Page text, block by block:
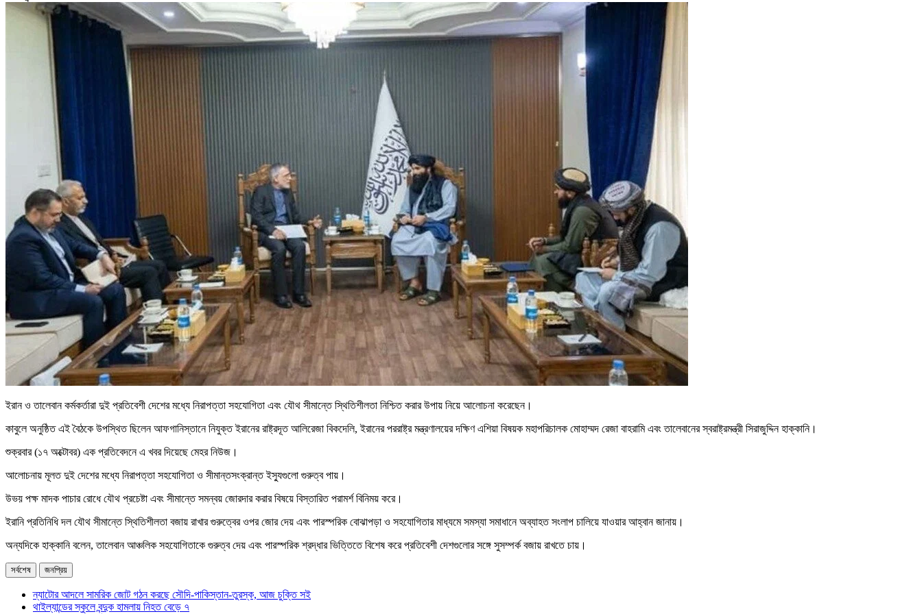
ইরান ও তালেবান কর্মকর্তারা দুই প্রতিবেশী দেশের মধ্যে নিরাপত্তা সহযোগিতা এবং যৌথ সীমান্তে স্থিতিশীলতা নিশ্চিত করার উপায় নিয়ে আলোচনা করেছেন।
কাবুলে অনুষ্ঠিত এই বৈঠকে উপস্থিত ছিলেন আফগানিস্তানে নিযুক্ত ইরানের রাষ্ট্রদূত আলিরেজা বিকদেলি, ইরানের পররাষ্ট্র মন্ত্রণালয়ের দক্ষিণ এশিয়া বিষয়ক মহাপরিচালক মোহাম্মদ রেজা বাহরামি এবং তালেবানের স্বরাষ্ট্রমন্ত্রী সিরাজুদ্দিন হাক্কানি।
শুক্রবার (১৭ অক্টোবর) এক প্রতিবেদনে এ খবর দিয়েছে মেহর নিউজ।
আলোচনায় মূলত দুই দেশের মধ্যে নিরাপত্তা সহযোগিতা ও সীমান্তসংক্রান্ত ইস্যুগুলো গুরুত্ব পায়।
উভয় পক্ষ মাদক পাচার রোধে যৌথ প্রচেষ্টা এবং সীমান্তে সমন্বয় জোরদার করার বিষয়ে বিস্তারিত পরামর্শ বিনিময় করে।
ইরানি প্রতিনিধি দল যৌথ সীমান্তে স্থিতিশীলতা বজায় রাখার গুরুত্বের ওপর জোর দেয় এবং পারস্পরিক বোঝাপড়া ও সহযোগিতার মাধ্যমে সমস্যা সমাধানে অব্যাহত সংলাপ চালিয়ে যাওয়ার আহ্বান জানায়।
অন্যদিকে হাক্কানি বলেন, তালেবান আঞ্চলিক সহযোগিতাকে গুরুত্ব দেয় এবং পারস্পরিক শ্রদ্ধার ভিত্তিতে বিশেষ করে প্রতিবেশী দেশগুলোর সঙ্গে সুসম্পর্ক বজায় রাখতে চায়।
সর্বশেষ জনপ্রিয়
ন্যাটোর আদলে সামরিক জোট গঠন করছে সৌদি-পাকিস্তান-তুরস্ক, আজ চুক্তি সই
থাইল্যান্ডের স্কুলে বন্দুক হামলায় নিহত বেড়ে ৭